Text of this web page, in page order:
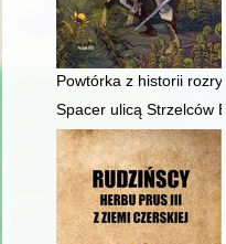
Powtórka z historii
Spacer ulicą Strzelców